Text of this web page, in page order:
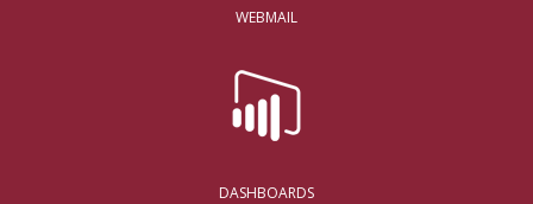
WEBMAIL
DASHBOARDS